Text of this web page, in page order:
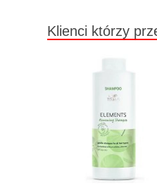
Klienci którzy